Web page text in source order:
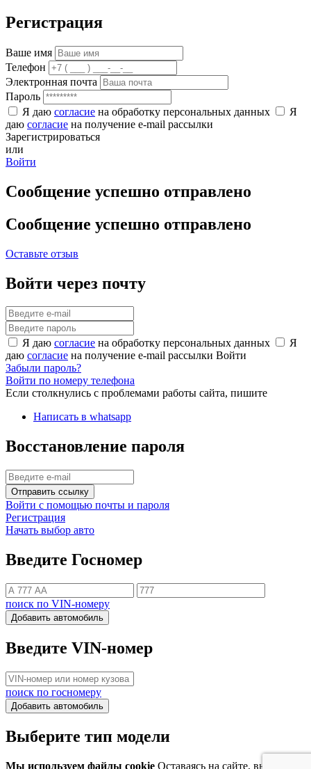
Регистрация
Ваше имя
Телефон
Электронная почта
Пароль
Я даю согласие на обработку персональных данных
Я
даю согласие на получение e-mail рассылки
Зарегистрироваться
или
Войти
Сообщение успешно отправлено
Сообщение успешно отправлено
Оставьте отзыв
Войти через почту
Я даю согласие на обработку персональных данных
Я
даю согласие на получение e-mail рассылки Войти
Забыли пароль?
Войти по номеру телефона
Если столкнулись с проблемами работы сайта, пишите
Написать в whatsapp
Восстановление пароля
Отправить ссылку
Войти с помощью почты и пароля
Регистрация
Начать выбор авто
Введите Госномер
поиск по VIN-номеру
Добавить автомобиль
Введите VIN-номер
поиск по госномеру
Добавить автомобиль
Выберите тип модели
Мы используем файлы cookie Оставаясь на сайте, вы